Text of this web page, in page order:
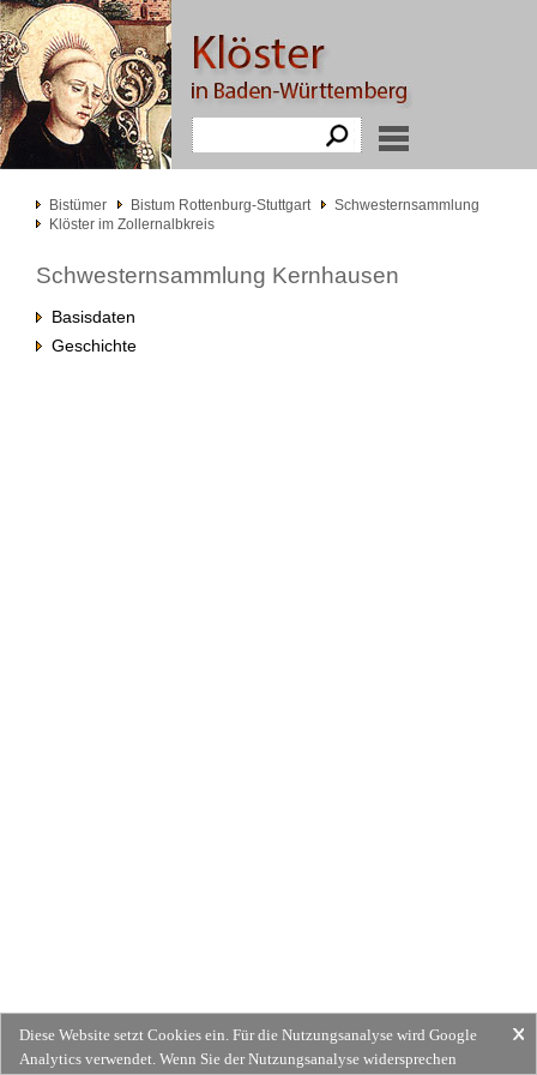
Bistümer Bistum Rottenburg-Stuttgart
Schwesternsammlung
Klöster im Zollernalbkreis
Schwesternsammlung Kernhausen
Basisdaten
Geschichte
Diese Website setzt Cookies ein. Für die Nutzungsanalyse wird Google
Analytics verwendet. Wenn Sie der Nutzungsanalyse widersprechen